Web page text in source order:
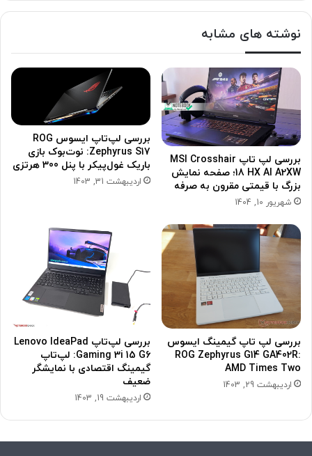
نوشته های مشابه
بررسی لپ تاپ MSI Crosshair
18 HX AI A2XW؛ صفحه نمایش
بزرگ با قیمتی مقرون به صرفه
شهریور 10, 1404
بررسی لپ‌تاپ ایسوس ROG
Zephyrus S17: نوت‌بوک بازی
باریک غول‌پیکر با پنل 300 هرتزی
اردیبهشت 31, 1403
بررسی لپ تاپ گیمینگ ایسوس
ROG Zephyrus G14 GA402R:
AMD Times Two
اردیبهشت 29, 1403
بررسی لپ‌تاپ Lenovo IdeaPad
Gaming 3i 15 G6: لپ‌تاپ
گیمینگ اقتصادی با نمایشگر
ضعیف
اردیبهشت 19, 1403